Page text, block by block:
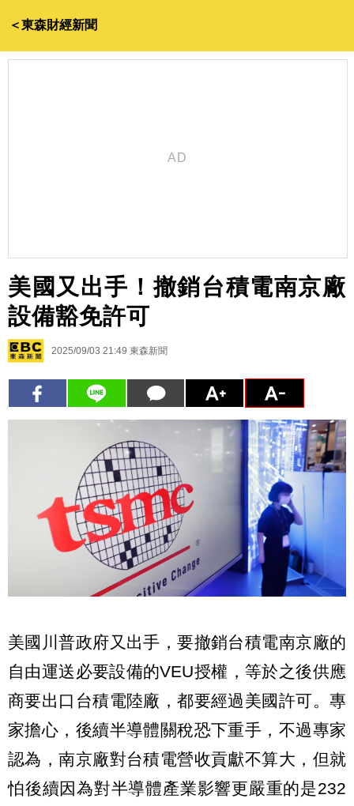
＜東森財經新聞
美國又出手！撤銷台積電南京廠
設備豁免許可
2025/09/03 21:49 東森新聞
美國川普政府又出手，要撤銷台積電南京廠的
自由運送必要設備的VEU授權，等於之後供應
商要出口台積電陸廠，都要經過美國許可。專
家擔心，後續半導體關稅恐下重手，不過專家
認為，南京廠對台積電營收貢獻不算大，但就
怕後續因為對半導體產業影響更嚴重的是232